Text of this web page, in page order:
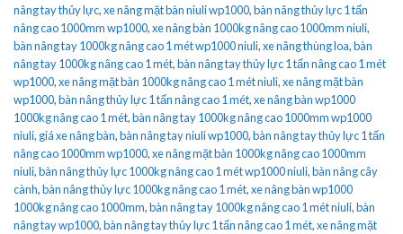
nâng tay thủy lực,xe nâng mặt bàn niuli wp1000,bàn nâng thủy lực 1 tấn
nâng cao 1000mm wp1000,xe nâng bàn 1000kg nâng cao 1000mm niuli,
bàn nâng tay 1000kg nâng cao 1 mét wp1000 niuli,xe nâng thùng loa,bàn
nâng tay 1000kg nâng cao 1 mét,bàn nâng tay thủy lực 1 tấn nâng cao 1 mét
wp1000,xe nâng mặt bàn 1000kg nâng cao 1 mét niuli,xe nâng mặt bàn
wp1000,bàn nâng thủy lực 1 tấn nâng cao 1 mét,xe nâng bàn wp1000
1000kg nâng cao 1 mét,bàn nâng tay 1000kg nâng cao 1000mm wp1000
niuli, giá xe nâng bàn,bàn nâng tay niuli wp1000,bàn nâng tay thủy lực 1 tấn
nâng cao 1000mm wp1000,xe nâng mặt bàn 1000kg nâng cao 1000mm
niuli,bàn nâng thủy lực 1000kg nâng cao 1 mét wp1000 niuli,bàn nâng cây
cành,bàn nâng thủy lực 1000kg nâng cao 1 mét,xe nâng bàn wp1000
1000kg nâng cao 1000mm,bàn nâng tay 1000kg nâng cao 1 mét niuli,bàn
nâng tay wp1000,bàn nâng tay thủy lực 1 tấn nâng cao 1 mét,xe nâng mặt